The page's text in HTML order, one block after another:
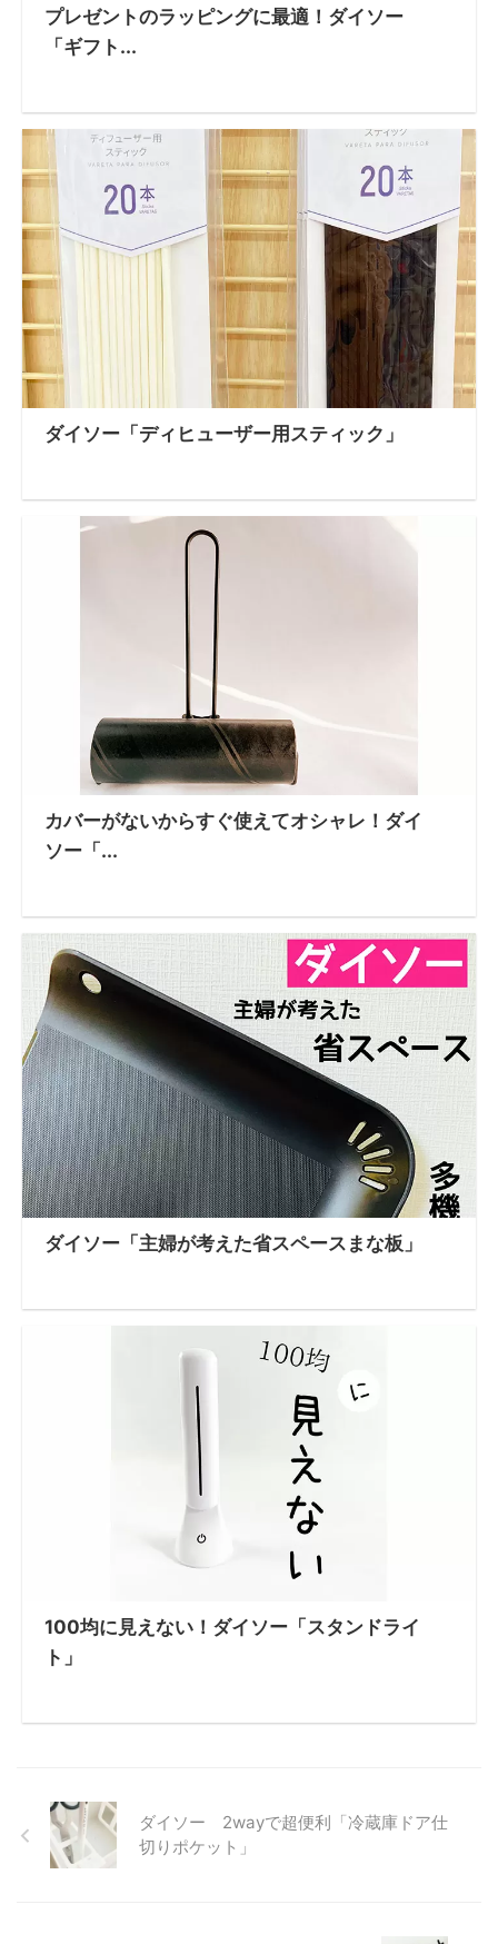
プレゼントのラッピングに最適！ダイソー
「ギフト...
ダイソー「ディヒューザー用スティック」
カバーがないからすぐ使えてオシャレ！ダイ
ソー「...
ダイソー「主婦が考えた省スペースまな板」
100均に見えない！ダイソー「スタンドライ
ト」
ダイソー 2wayで超便利「冷蔵庫ドア仕
切りポケット」